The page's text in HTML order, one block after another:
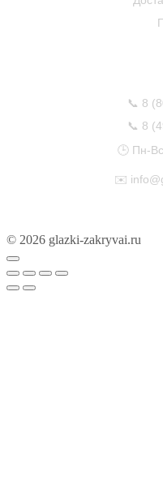
📞 8
📞 8
🕒 Пн-
✉️
© 2026 glazki-zakryvai.ru